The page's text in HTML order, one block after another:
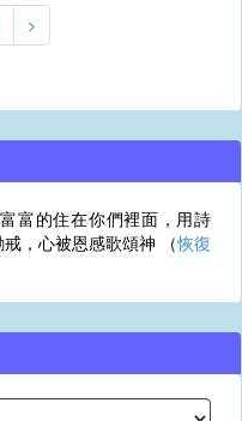
富的住在你們裡面，用詩
，心被恩感歌頌神 （恢復